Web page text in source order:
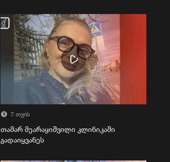
7 თვის
თამარ მეარაყიშვილი კლინიკაში
გადაიყვანეს